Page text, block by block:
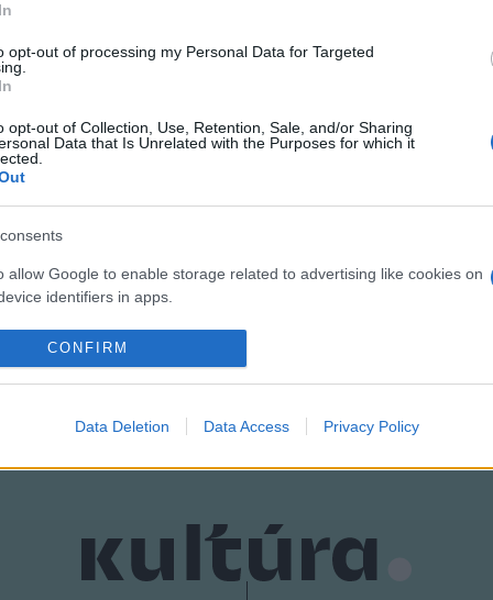
opt-out of processing my Personal Data for Targeted
opt-out of Collection, Use, Retention, Sale, and/or Sharing
Data that Is Unrelated with the Purposes for which it
allow Google to enable storage related to advertising like cookies on
identifiers in apps.
allow my user data to be sent to Google for online advertising
allow Google to enable storage related to analytics like cookies on
allow Google to enable storage related to functionality of the website
CONFIRM
Data Deletion Data Access Privacy Policy
előadássorozatnak indult, mára azonban jócskán
lett és évente mintegy 3?4000 szakmai és laikus
tűzdelik meg a szervezők: koncertek, színházi